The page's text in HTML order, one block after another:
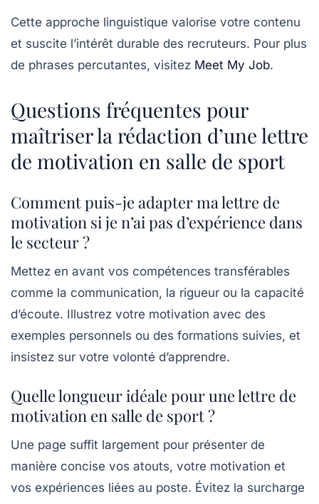
Cette approche linguistique valorise votre contenu
et suscite l’intérêt durable des recruteurs. Pour plus
de phrases percutantes, visitez Meet My Job.
Questions fréquentes pour
maîtriser la rédaction d’une lettre
de motivation en salle de sport
Comment puis-je adapter ma lettre de
motivation si je n’ai pas d’expérience dans
le secteur ?
Mettez en avant vos compétences transférables
comme la communication, la rigueur ou la capacité
d’écoute. Illustrez votre motivation avec des
exemples personnels ou des formations suivies, et
insistez sur votre volonté d’apprendre.
Quelle longueur idéale pour une lettre de
motivation en salle de sport ?
Une page suffit largement pour présenter de
manière concise vos atouts, votre motivation et
vos expériences liées au poste. Évitez la surcharge